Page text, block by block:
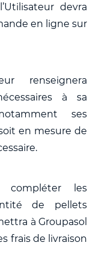
devra
en ligne sur
renseignera
à sa
ses
en mesure de
compléter les
de pellets
à Groupasol
frais de livraison